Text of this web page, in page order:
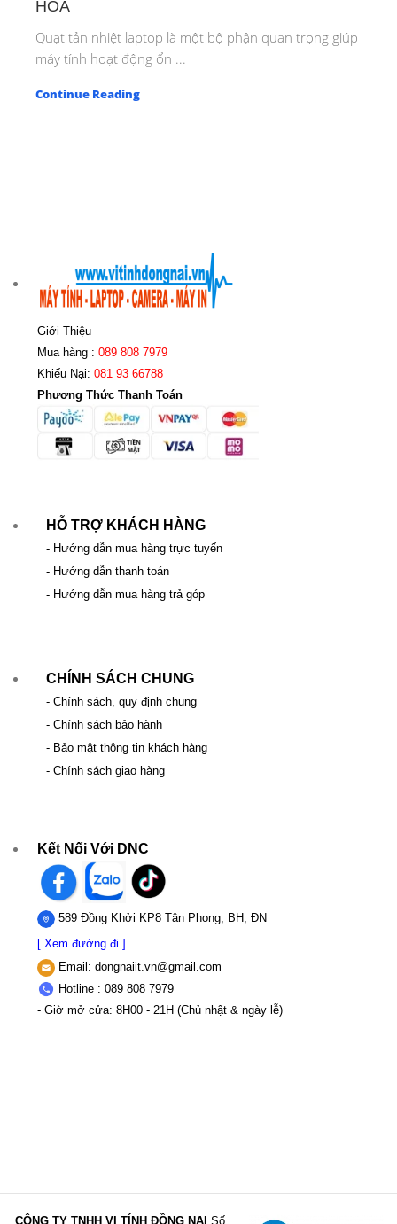
HOÀ
Quạt tản nhiệt laptop là một bộ phận quan trọng giúp
máy tính hoạt động ổn ...
Continue Reading
Giới Thiệu
Mua hàng : 089 808 7979
Khiếu Nại: 081 93 66788
Phương Thức Thanh Toán
HỖ TRỢ KHÁCH HÀNG
- Hướng dẫn mua hàng trực tuyến
- Hướng dẫn thanh toán
- Hướng dẫn mua hàng trả góp
CHÍNH SÁCH CHUNG
- Chính sách, quy định chung
- Chính sách bảo hành
- Bảo mật thông tin khách hàng
- Chính sách giao hàng
Kết Nối Với DNC
589 Đồng Khởi KP8 Tân Phong, BH, ĐN
[ Xem đường đi ]
Email: dongnaiit.vn@gmail.com
Hotline : 089 808 7979
- Giờ mở cửa: 8H00 - 21H (Chủ nhật & ngày lễ)
CÔNG TY TNHH VI TÍNH ĐỒNG NAI Số